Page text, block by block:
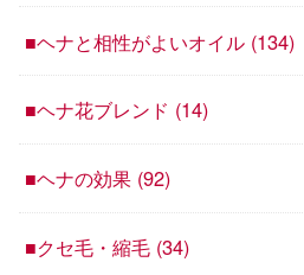
■ヘナと相性がよいオイル (134)
■ヘナ花ブレンド (14)
■ヘナの効果 (92)
■クセ毛・縮毛 (34)